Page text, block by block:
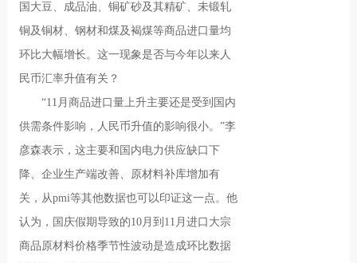
国大豆、成品油、铜矿砂及其精矿、未锻轧
铜及铜材、钢材和煤及褐煤等商品进口量均
环比大幅增长。这一现象是否与今年以来人
民币汇率升值有关？
“11月商品进口量上升主要还是受到国内
供需条件影响，人民币升值的影响很小。”李
彦森表示，这主要和国内电力供应缺口下
降、企业生产端改善、原材料补库增加有
关，从pmi等其他数据也可以印证这一点。他
认为，国庆假期导致的10月到11月进口大宗
商品原材料价格季节性波动是造成环比数据